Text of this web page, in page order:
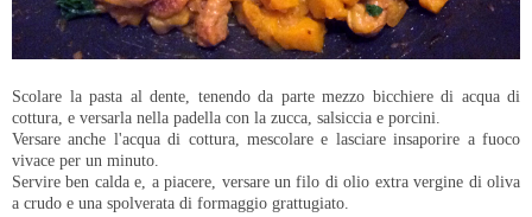
Scolare la pasta al dente, tenendo da parte mezzo bicchiere di acqua di
cottura, e versarla nella padella con la zucca, salsiccia e porcini.
Versare anche l'acqua di cottura, mescolare e lasciare insaporire a fuoco
vivace per un minuto.
Servire ben calda e, a piacere, versare un filo di olio extra vergine di oliva
a crudo e una spolverata di formaggio grattugiato.